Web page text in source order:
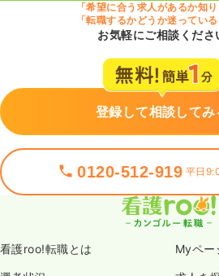
「希望に合う求人があるか知り
「転職するかどうか迷ってい
お気軽にご相談くださ
登録して相談してみ
0120-512-919 平日
看護roo!転職とは Myペー